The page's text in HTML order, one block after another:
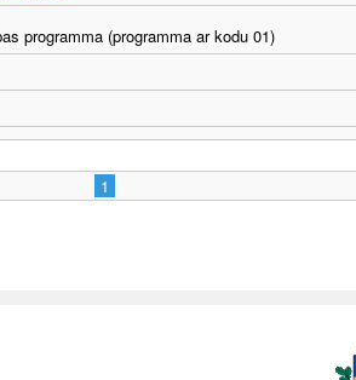
programma (programma ar kodu 01)
1